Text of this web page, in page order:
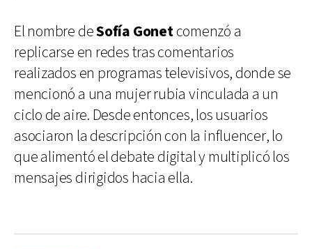
El nombre deSofía Gonetcomenzó a
replicarse en redes tras comentarios
realizados en programas televisivos, donde se
mencionó a una mujer rubia vinculada a un
ciclo de aire. Desde entonces, los usuarios
asociaron la descripción con la influencer, lo
que alimentó el debate digital y multiplicó los
mensajes dirigidos hacia ella.